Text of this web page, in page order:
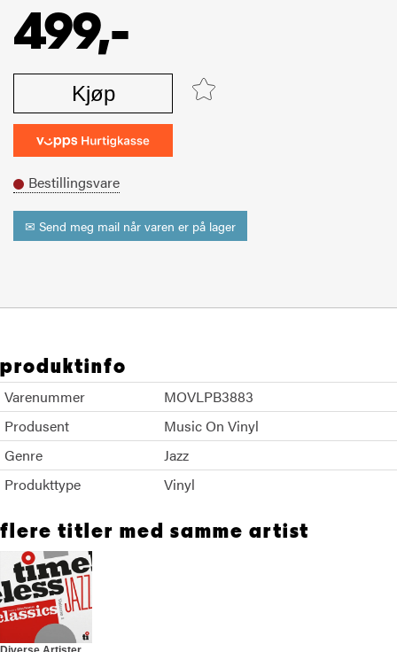
499,-
Kjøp
Bestillingsvare
✉ Send meg mail når varen er på lager
produktinfo
Varenummer
MOVLPB3883
Produsent
Music On Vinyl
Genre
Jazz
Produkttype
Vinyl
flere titler med samme artist